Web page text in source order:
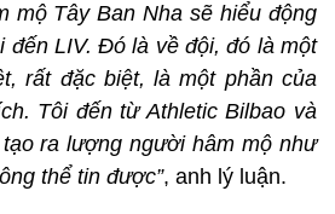
mộ Tây Ban Nha sẽ hiểu động
đến LIV. Đó là về đội, đó là một
rất đặc biệt, là một phần của
Tôi đến từ Athletic Bilbao và
ra lượng người hâm mộ như
thể tin được”, anh lý luận.